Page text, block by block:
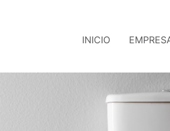
INICIO